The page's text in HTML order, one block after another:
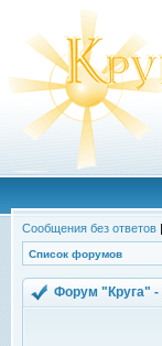
Сообщения без ответов |
Список форумов
Форум "Круга" -